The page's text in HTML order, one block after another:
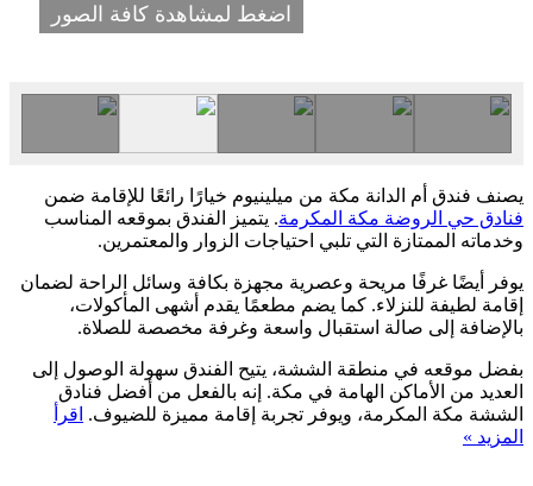
اضغط لمشاهدة كافة الصور
يصنف فندق أم الدانة مكة من ميلينيوم خيارًا رائعًا للإقامة ضمن
فنادق حي الروضة مكة المكرمة. يتميز الفندق بموقعه المناسب
وخدماته الممتازة التي تلبي احتياجات الزوار والمعتمرين.
يوفر أيضًا غرفًا مريحة وعصرية مجهزة بكافة وسائل الراحة لضمان
إقامة لطيفة للنزلاء. كما يضم مطعمًا يقدم أشهى المأكولات،
بالإضافة إلى صالة استقبال واسعة وغرفة مخصصة للصلاة.
بفضل موقعه في منطقة الششة، يتيح الفندق سهولة الوصول إلى
العديد من الأماكن الهامة في مكة. إنه بالفعل من أفضل فنادق
الششة مكة المكرمة، ويوفر تجربة إقامة مميزة للضيوف. اقرأ
المزيد »